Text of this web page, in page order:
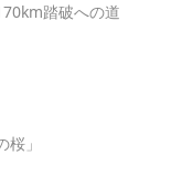
踏破への道
」